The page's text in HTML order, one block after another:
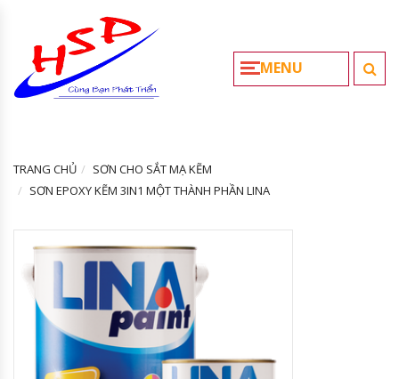
MENU
TRANG CHỦ
SƠN CHO SẮT MẠ KẼM
SƠN EPOXY KẼM 3IN1 MỘT THÀNH PHẦN LINA